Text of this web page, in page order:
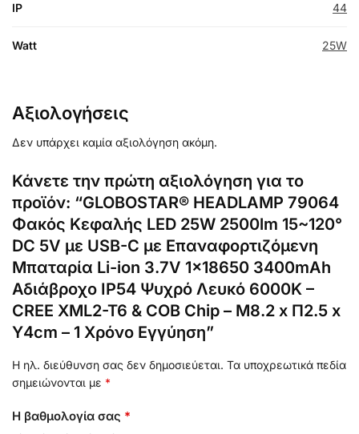
IP 44
Watt 25W
Αξιολογήσεις
Δεν υπάρχει καμία αξιολόγηση ακόμη.
Κάνετε την πρώτη αξιολόγηση για το
προϊόν: “GLOBOSTAR® HEADLAMP 79064
Φακός Κεφαλής LED 25W 2500lm 15~120°
DC 5V με USB-C με Επαναφορτιζόμενη
Μπαταρία Li-ion 3.7V 1×18650 3400mAh
Αδιάβροχο IP54 Ψυχρό Λευκό 6000K –
CREE XML2-T6 & COB Chip – Μ8.2 x Π2.5 x
Υ4cm – 1 Χρόνο Εγγύηση”
Η ηλ. διεύθυνση σας δεν δημοσιεύεται. Τα υποχρεωτικά πεδία
σημειώνονται με *
Η βαθμολογία σας *